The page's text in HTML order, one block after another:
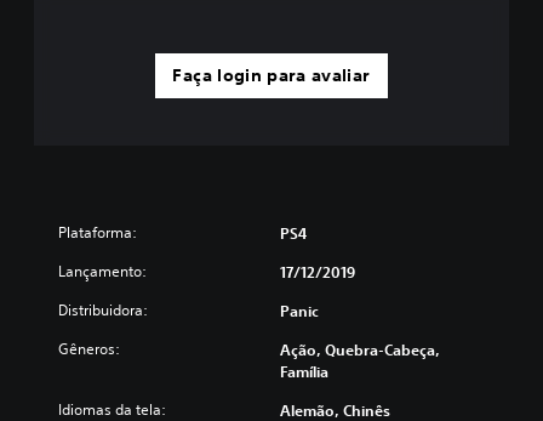
Faça login para avaliar
Plataforma: PS4
Lançamento: 17/12/2019
Distribuidora: Panic
Gêneros:
Ação, Quebra-Cabeça,
Família
Idiomas da tela:
Alemão, Chinês